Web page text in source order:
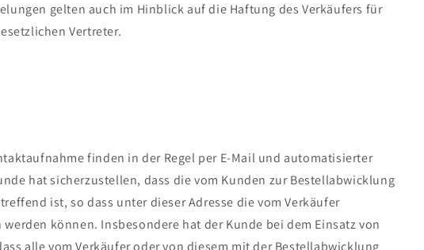
gelten auch im Hinblick auf die Haftung des Verkäufers für
Vertreter.
finden in der Regel per E-Mail und automatisierter
hat sicherzustellen, dass die vom Kunden zur Bestellabwicklung
ist, so dass unter dieser Adresse die vom Verkäufer
können. Insbesondere hat der Kunde bei dem Einsatz von
alle vom Verkäufer oder von diesem mit der Bestellabwicklung